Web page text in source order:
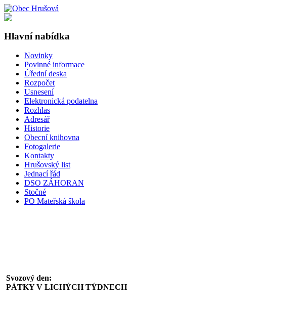
Hlavní nabídka
Novinky
Povinné informace
Úřední deska
Rozpočet
Usnesení
Elektronická podatelna
Rozhlas
Adresář
Historie
Obecní knihovna
Fotogalerie
Kontakty
Hrušovský list
Jednací řád
DSO ZÁHORAN
Stočné
PO Mateřská škola
Svozový den:
PÁTKY V LICHÝCH TÝDNECH